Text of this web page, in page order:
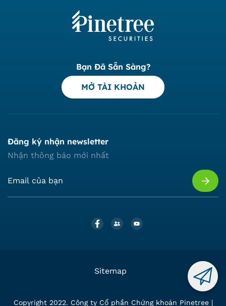
Bạn Đã Sẵn Sàng?
MỞ TÀI KHOẢN
Đăng ký nhận newsletter
Nhận thông báo mới nhất
Sitemap
Copyright 2022. Công ty Cổ phần Chứng khoán Pinetree |